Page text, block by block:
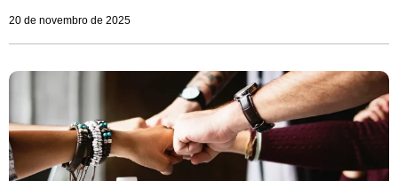
20 de novembro de 2025